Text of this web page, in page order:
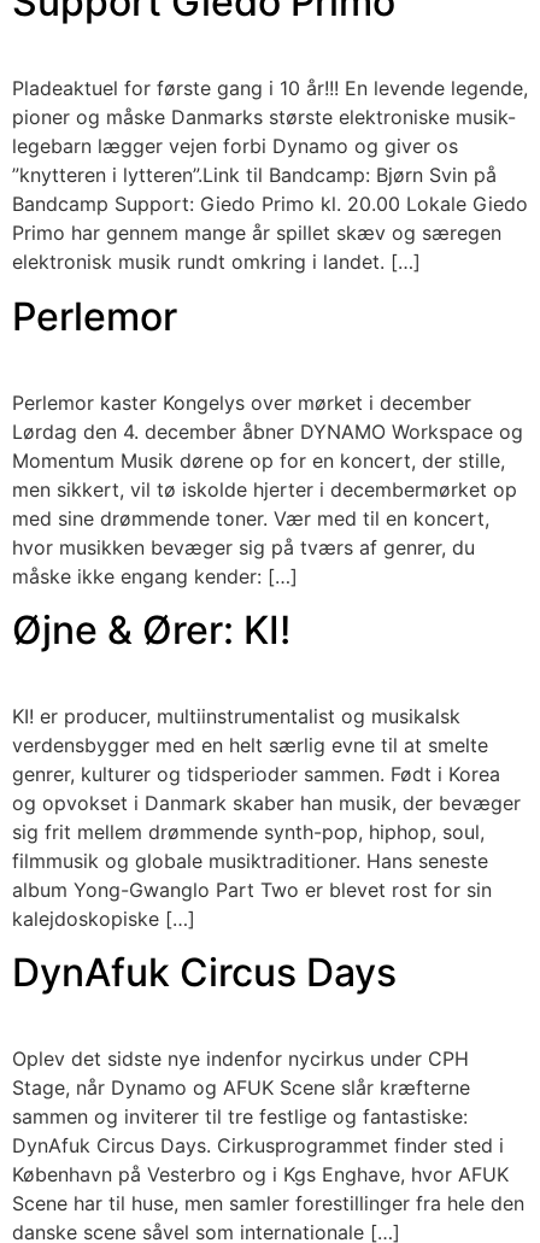
Pladeaktuel for første gang i 10 år!!! En levende legende,
pioner og måske Danmarks største elektroniske musik-
legebarn lægger vejen forbi Dynamo og giver os
”knytteren i lytteren”.Link til Bandcamp: Bjørn Svin på
Bandcamp Support: Giedo Primo kl. 20.00 Lokale Giedo
Primo har gennem mange år spillet skæv og særegen
elektronisk musik rundt omkring i landet. […]
Perlemor
Perlemor kaster Kongelys over mørket i december
Lørdag den 4. december åbner DYNAMO Workspace og
Momentum Musik dørene op for en koncert, der stille,
men sikkert, vil tø iskolde hjerter i decembermørket op
med sine drømmende toner. Vær med til en koncert,
hvor musikken bevæger sig på tværs af genrer, du
måske ikke engang kender: […]
Øjne & Ører: KI!
KI! er producer, multiinstrumentalist og musikalsk
verdensbygger med en helt særlig evne til at smelte
genrer, kulturer og tidsperioder sammen. Født i Korea
og opvokset i Danmark skaber han musik, der bevæger
sig frit mellem drømmende synth-pop, hiphop, soul,
filmmusik og globale musiktraditioner. Hans seneste
album Yong-Gwanglo Part Two er blevet rost for sin
kalejdoskopiske […]
DynAfuk Circus Days
Oplev det sidste nye indenfor nycirkus under CPH
Stage, når Dynamo og AFUK Scene slår kræfterne
sammen og inviterer til tre festlige og fantastiske:
DynAfuk Circus Days. Cirkusprogrammet finder sted i
København på Vesterbro og i Kgs Enghave, hvor AFUK
Scene har til huse, men samler forestillinger fra hele den
danske scene såvel som internationale […]